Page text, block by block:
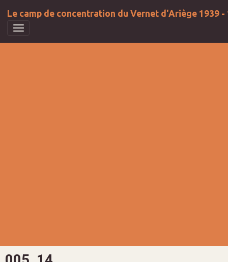
Le camp de concentration du Vernet d'Ariège 1939 -